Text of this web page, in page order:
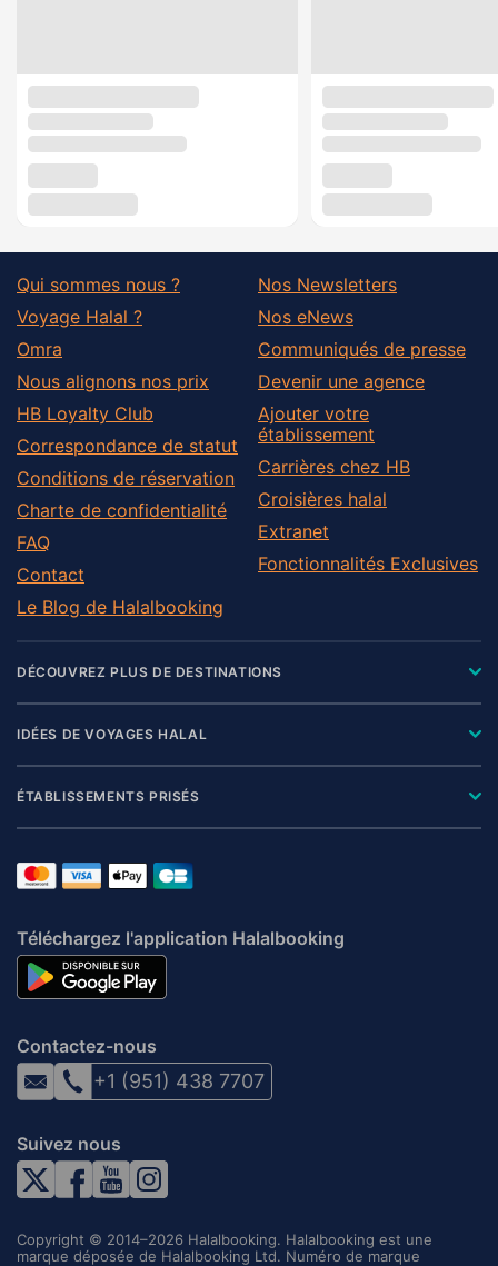
Qui sommes nous ?
Voyage Halal ?
Omra
Nous alignons nos prix
HB Loyalty Club
Correspondance de statut
Conditions de réservation
Charte de confidentialité
FAQ
Contact
Le Blog de Halalbooking
Nos Newsletters
Nos eNews
Communiqués de presse
Devenir une agence
Ajouter votre
établissement
Carrières chez HB
Croisières halal
Extranet
Fonctionnalités Exclusives
DÉCOUVREZ PLUS DE DESTINATIONS
IDÉES DE VOYAGES HALAL
ÉTABLISSEMENTS PRISÉS
Téléchargez l'application Halalbooking
Contactez-nous
+1 (951) 438 7707
Suivez nous
Copyright © 2014–2026 Halalbooking. Halalbooking est une
marque déposée de Halalbooking Ltd. Numéro de marque